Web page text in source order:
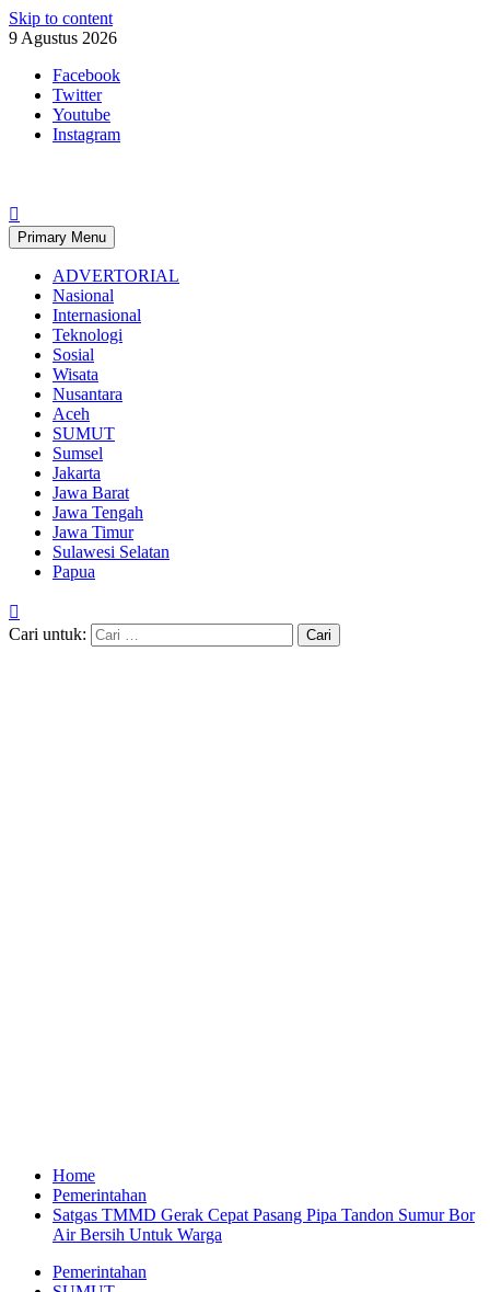
Skip to content
9 Agustus 2026
Facebook
Twitter
Youtube
Instagram
Primary Menu
ADVERTORIAL
Nasional
Internasional
Teknologi
Sosial
Wisata
Nusantara
Aceh
SUMUT
Sumsel
Jakarta
Jawa Barat
Jawa Tengah
Jawa Timur
Sulawesi Selatan
Papua
Cari untuk:
Home
Pemerintahan
Satgas TMMD Gerak Cepat Pasang Pipa Tandon Sumur Bor
Air Bersih Untuk Warga
Pemerintahan